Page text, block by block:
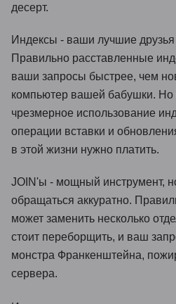
десерт.
Индексы - ваши лучшие
Правильно расставленные
ваши запросы быстрее, чем
компьютер вашей бабушки. Но
чрезмерное использование
операции вставки и
в этой жизни нужно платить.
JOIN'ы - мощный инструмент,
обращаться аккуратно.
может заменить несколько
стоит переборщить, и ваш
монстра Франкенштейна,
сервера.